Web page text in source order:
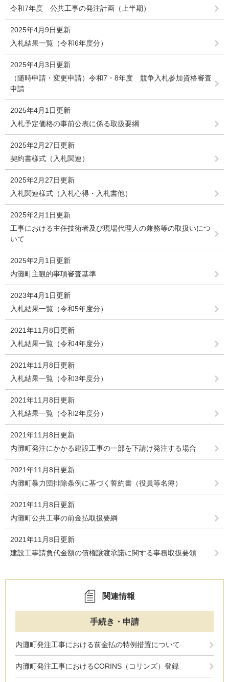
令和7年度 公共工事の発注計画（上半期）
2025年4月9日更新
入札結果一覧（令和6年度分）
2025年4月3日更新
（随時申請・変更申請）令和7・8年度 競争入札参加資格審査
申請
2025年4月1日更新
入札予定価格の事前公表に係る取扱要綱
2025年2月27日更新
契約書様式（入札関連）
2025年2月27日更新
入札関連様式（入札心得・入札書他）
2025年2月1日更新
工事における主任技術者及び現場代理人の兼務等の取扱いにつ
いて
2025年2月1日更新
内灘町主観的事項審査基準
2023年4月1日更新
入札結果一覧（令和5年度分）
2021年11月8日更新
入札結果一覧（令和4年度分）
2021年11月8日更新
入札結果一覧（令和3年度分）
2021年11月8日更新
入札結果一覧（令和2年度分）
2021年11月8日更新
内灘町発注にかかる建設工事の一部を下請け発注する場合
2021年11月8日更新
内灘町暴力団排除条例に基づく誓約書（役員等名簿）
2021年11月8日更新
内灘町公共工事の前金払取扱要綱
2021年11月8日更新
建設工事請負代金額の債権譲渡承諾に関する事務取扱要領
関連情報
手続き・申請
内灘町発注工事における前金払の特例措置について
内灘町発注工事におけるCORINS（コリンズ）登録